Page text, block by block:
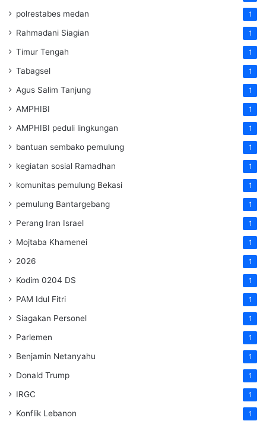
polrestabes medan 1
Rahmadani Siagian 1
Timur Tengah 1
Tabagsel 1
Agus Salim Tanjung 1
AMPHIBI 1
AMPHIBI peduli lingkungan 1
bantuan sembako pemulung 1
kegiatan sosial Ramadhan 1
komunitas pemulung Bekasi 1
pemulung Bantargebang 1
Perang Iran Israel 1
Mojtaba Khamenei 1
2026 1
Kodim 0204 DS 1
PAM Idul Fitri 1
Siagakan Personel 1
Parlemen 1
Benjamin Netanyahu 1
Donald Trump 1
IRGC 1
Konflik Lebanon 1